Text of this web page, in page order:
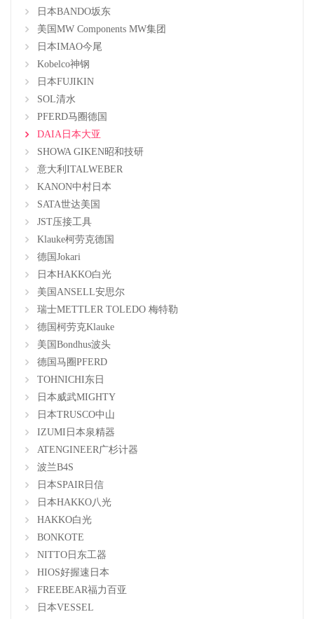
日本BANDO坂东
美国MW Components MW集团
日本IMAO今尾
Kobelco神钢
日本FUJIKIN
SOL清水
PFERD马圈德国
DAIA日本大亚
SHOWA GIKEN昭和技研
意大利ITALWEBER
KANON中村日本
SATA世达美国
JST压接工具
Klauke柯劳克德国
德国Jokari
日本HAKKO白光
美国ANSELL安思尔
瑞士METTLER TOLEDO 梅特勒
德国柯劳克Klauke
美国Bondhus波头
德国马圈PFERD
TOHNICHI东日
日本威武MIGHTY
日本TRUSCO中山
IZUMI日本泉精器
ATENGINEER广杉计器
波兰B4S
日本SPAIR日信
日本HAKKO八光
HAKKO白光
BONKOTE
NITTO日东工器
HIOS好握速日本
FREEBEAR福力百亚
日本VESSEL